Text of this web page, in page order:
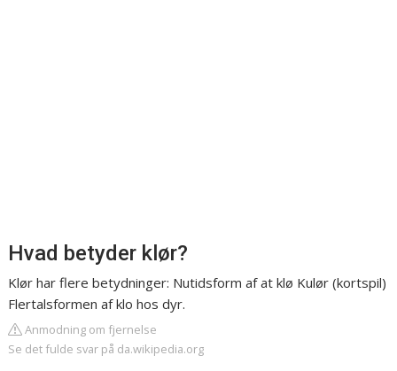
Hvad betyder klør?
Klør har flere betydninger: Nutidsform af at klø Kulør (kortspil)
Flertalsformen af klo hos dyr.
Anmodning om fjernelse
Se det fulde svar på da.wikipedia.org